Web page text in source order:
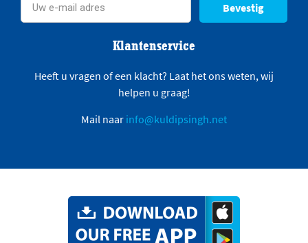
Bevestig
Klantenservice
Heeft u vragen of een klacht? Laat het ons weten, wij
helpen u graag!
Mail naar info@kuldipsingh.net